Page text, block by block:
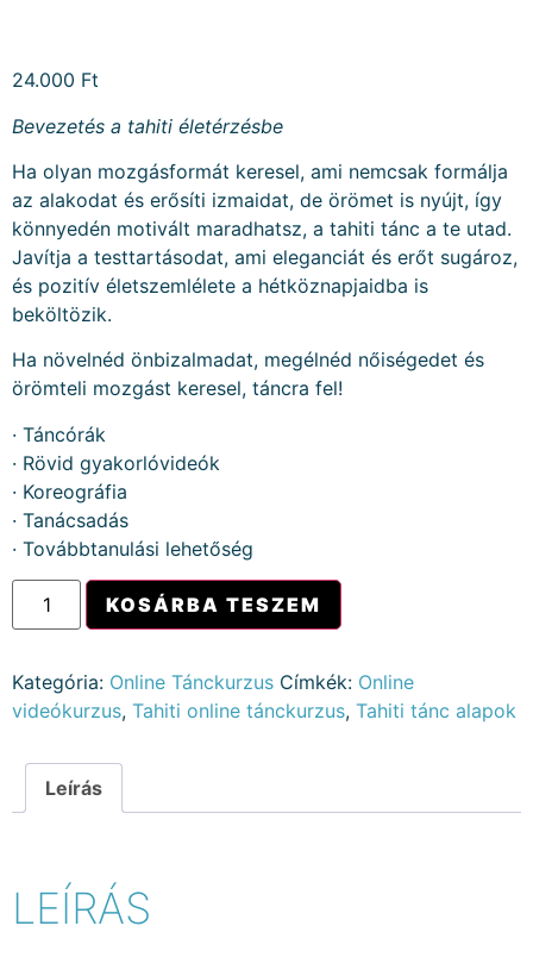
24.000 Ft
Bevezetés a tahiti életérzésbe
Ha olyan mozgásformát keresel, ami nemcsak formálja
az alakodat és erősíti izmaidat, de örömet is nyújt, így
könnyedén motivált maradhatsz, a tahiti tánc a te utad.
Javítja a testtartásodat, ami eleganciát és erőt sugároz,
és pozitív életszemlélete a hétköznapjaidba is
beköltözik.
Ha növelnéd önbizalmadat, megélnéd nőiségedet és
örömteli mozgást keresel, táncra fel!
· Táncórák
· Rövid gyakorlóvideók
· Koreográfia
· Tanácsadás
· Továbbtanulási lehetőség
KOSÁRBA TESZEM
Kategória: Online Tánckurzus Címkék: Online
videókurzus, Tahiti online tánckurzus, Tahiti tánc alapok
Leírás
LEÍRÁS